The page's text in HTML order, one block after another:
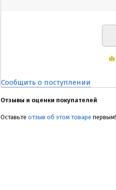
Сообщить о поступлении
Отзывы и оценки покупателей
Оставьте отзыв об этом товаре первым!